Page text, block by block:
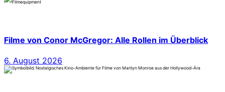
Filme von Conor McGregor: Alle Rollen im Überblick
6. August 2026